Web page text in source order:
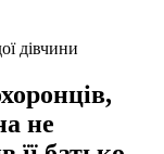
дівчини
не